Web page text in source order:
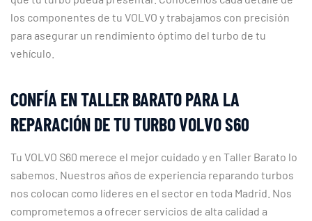
los componentes de tu VOLVO y trabajamos con precisión
para asegurar un rendimiento óptimo del turbo de tu
vehículo.
CONFÍA EN TALLER BARATO PARA LA
REPARACIÓN DE TU TURBO VOLVO S60
Tu VOLVO S60 merece el mejor cuidado y en Taller Barato lo
sabemos. Nuestros años de experiencia reparando turbos
nos colocan como líderes en el sector en toda Madrid. Nos
comprometemos a ofrecer servicios de alta calidad a